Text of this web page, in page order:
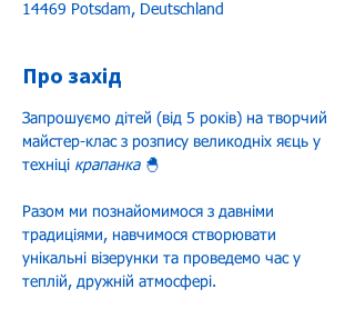
14469 Potsdam, Deutschland
Про захід
Запрошуємо дітей (від 5 років) на творчий
майстер-клас з розпису великодніх яєць у
техніці крапанка 🐣
Разом ми познайомимося з давніми
традиціями, навчимося створювати
унікальні візерунки та проведемо час у
теплій, дружній атмосфері.